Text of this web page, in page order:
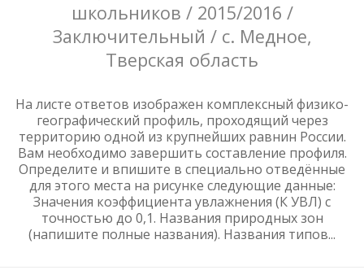
школьников / 2015/2016 /
Заключительный / с. Медное,
Тверская область
На листе ответов изображен комплексный физико-
географический профиль, проходящий через
территорию одной из крупнейших равнин России.
Вам необходимо завершить составление профиля.
Определите и впишите в специально отведённые
для этого места на рисунке следующие данные:
Значения коэффициента увлажнения (К УВЛ) с
точностью до 0,1. Названия природных зон
(напишите полные названия). Названия типов...